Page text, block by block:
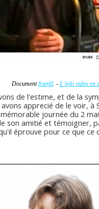
Documentfranfil. - L'info video en
l'estime, et de la
apprecié de le voir, à
journée du 2
son amitié et témoigner,
éprouve pour ce que ce